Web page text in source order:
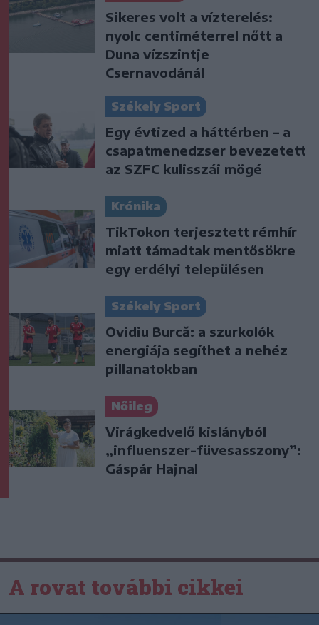
Sikeres volt a vízterelés:
nyolc centiméterrel nőtt a
Duna vízszintje
Csernavodánál
Székely Sport
Egy évtized a háttérben – a
csapatmenedzser bevezetett
az SZFC kulisszái mögé
Krónika
TikTokon terjesztett rémhír
miatt támadtak mentősökre
egy erdélyi településen
Székely Sport
Ovidiu Burcă: a szurkolók
energiája segíthet a nehéz
pillanatokban
Nőileg
Virágkedvelő kislányból
„influenszer-füvesasszony”:
Gáspár Hajnal
A rovat további cikkei